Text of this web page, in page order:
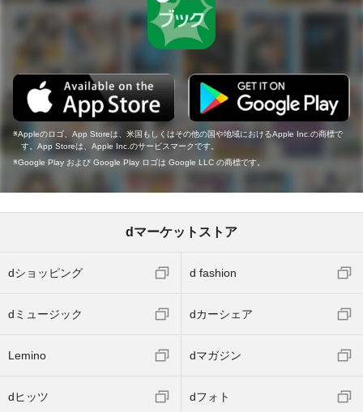
Appleのロゴ、App Storeは、米国もしくはその他の国や地域におけるApple Inc.の商標で
す。App Storeは、Apple Inc.のサービスマークです。
Google Play および Google Play ロゴは Google LLC の商標です。
dマーケットストア
dショッピング d fashion
dミュージック dカーシェア
Lemino dマガジン
dヒッツ dフォト